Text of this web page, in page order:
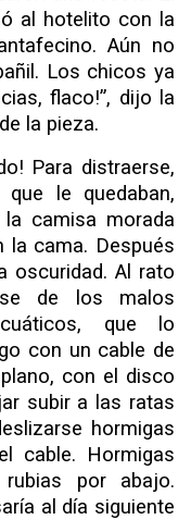
al hotelito con la
Aún no
Los chicos ya
flaco!”, dijo la
la pieza.
Para distraerse,
le quedaban,
camisa morada
la cama. Después
oscuridad. Al rato
de los malos
que lo
con un cable de
con el disco
subir a las ratas
hormigas
cable. Hormigas
por abajo.
al día siguiente